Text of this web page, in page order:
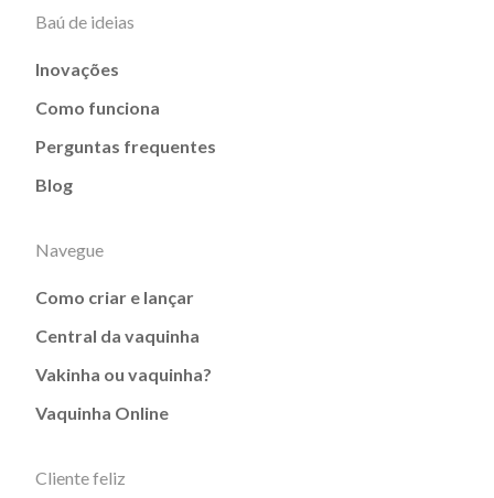
Baú de ideias
Inovações
Como funciona
Perguntas frequentes
Blog
Navegue
Como criar e lançar
Central da vaquinha
Vakinha ou vaquinha?
Vaquinha Online
Cliente feliz